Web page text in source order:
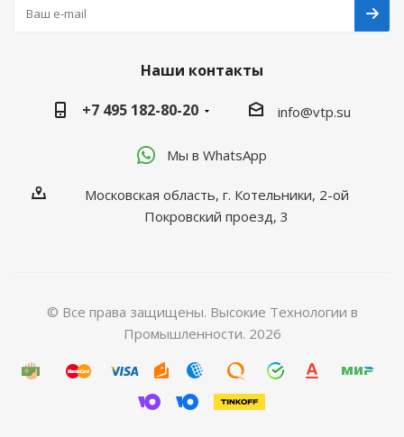
Наши контакты
+7 495 182-80-20
info@vtp.su
Мы в WhatsApp
Московская область, г. Котельники, 2-ой
Покровский проезд, 3
© Все права защищены. Высокие Технологии в
Промышленности. 2026